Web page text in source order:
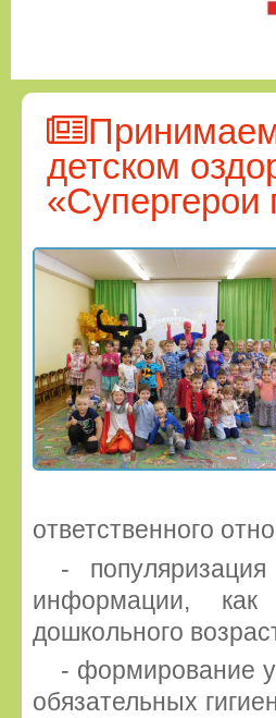
детском
«Супергерои
ответственного
-
информации,
дошкольного
- формирование
обязательных